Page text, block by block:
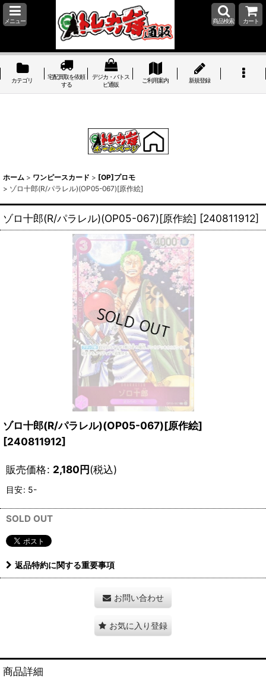
メニュー 商品検索 カート
カテゴリ
宅配買取を依頼
する
デジカ・バトス
ピ通販
ご利用案内 新規登録
ホーム > ワンピースカード > [OP]プロモ
> ゾロ十郎(R/パラレル)(OP05-067)[原作絵]
ゾロ十郎(R/パラレル)(OP05-067)[原作絵] [240811912]
ゾロ十郎(R/パラレル)(OP05-067)[原作絵]
[240811912]
販売価格: 2,180円(税込)
目安: 5-
SOLD OUT
返品特約に関する重要事項
お問い合わせ
お気に入り登録
商品詳細